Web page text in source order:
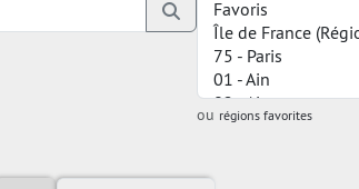
ou régions favorites